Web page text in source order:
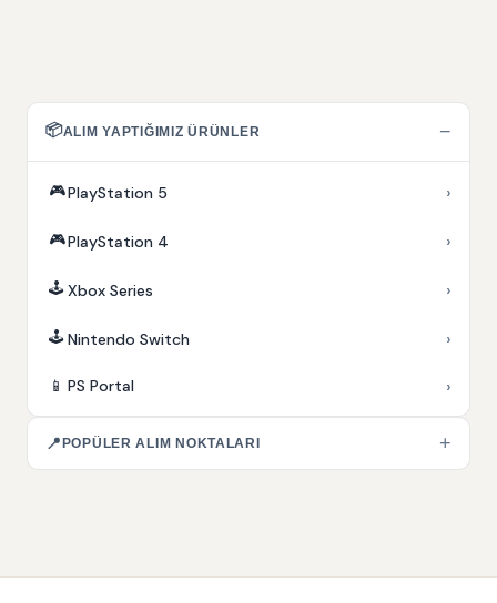
📦ALIM YAPTIĞIMIZ ÜRÜNLER −
🎮PlayStation 5 ›
🎮PlayStation 4 ›
🕹️ Xbox Series ›
🕹️ Nintendo Switch ›
📱 PS Portal ›
📍 POPÜLER ALIM NOKTALARI +